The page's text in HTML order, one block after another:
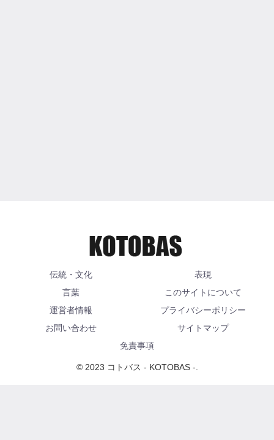
伝統・文化
表現
言葉
このサイトについて
運営者情報
プライバシーポリシー
お問い合わせ
サイトマップ
免責事項
© 2023 コトバス - KOTOBAS -.